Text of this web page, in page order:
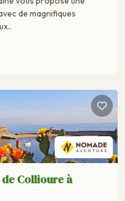
de magnifiques
Collioure à